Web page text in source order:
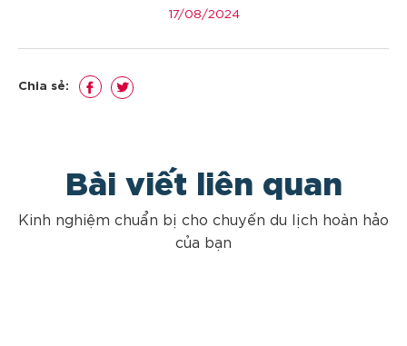
17/08/2024
Chia sẻ:
Bài viết liên quan
Kinh nghiệm chuẩn bị cho chuyến du lịch hoàn hảo
của bạn